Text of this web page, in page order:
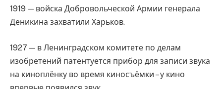
1919 — войска Добровольческой Армии генерала
Деникина захватили Харьков.
1927 — в Ленинградском комитете по делам
изобретений патентуется прибор для записи звука
на киноплёнку во время киносъёмки – у кино